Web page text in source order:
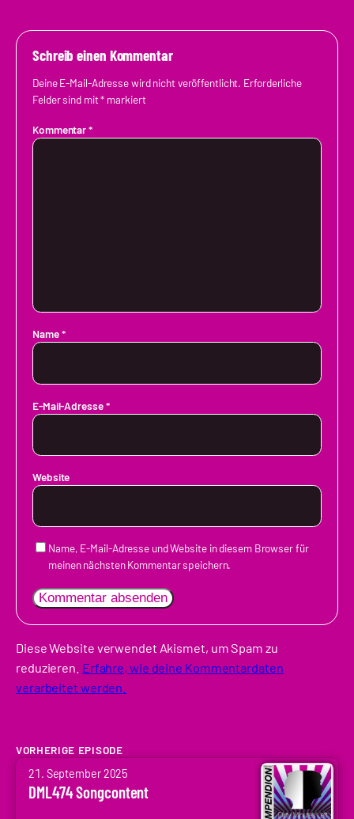
Schreib einen Kommentar
Deine E-Mail-Adresse wird nicht veröffentlicht. Erforderliche
Felder sind mit* markiert
Kommentar*
Name*
E-Mail-Adresse*
Website
Name, E-Mail-Adresse und Website in diesem Browser für
meinen nächsten Kommentar speichern.
Diese Website verwendet Akismet, um Spam zu
reduzieren. Erfahre, wie deine Kommentardaten
verarbeitet werden.
VORHERIGE EPISODE
21. September 2025
DML474 Songcontent
von
Arne